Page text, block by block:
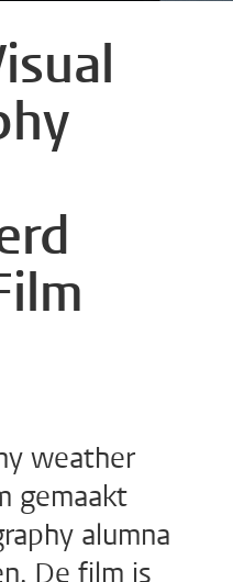
weather
gemaakt
alumna
De film is